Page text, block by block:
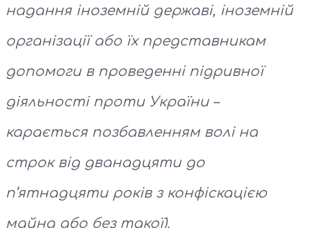
надання іноземній державі, іноземній
організації або їх представникам
допомоги в проведенні підривної
діяльності проти України –
карається позбавленням волі на
строк від дванадцяти до
п’ятнадцяти років з конфіскацією
майна або без такої).